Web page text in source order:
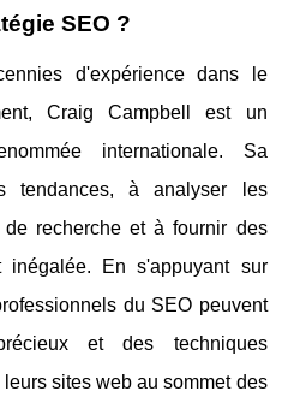
SEO ?
d'expérience dans le
Craig Campbell est un
internationale. Sa
tendances, à analyser les
recherche et à fournir des
inégalée. En s'appuyant sur
du SEO peuvent
et des techniques
sites web au sommet des